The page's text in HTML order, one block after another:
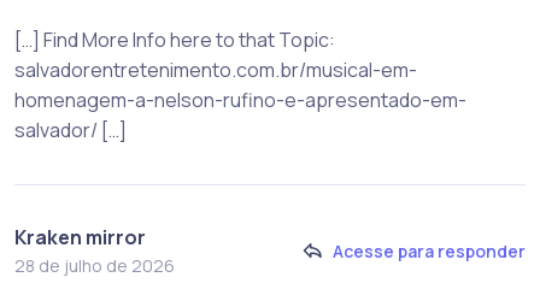
[…] Find More Info here to that Topic:
salvadorentretenimento.com.br/musical-em-
homenagem-a-nelson-rufino-e-apresentado-em-
salvador/ […]
Kraken mirror
28 de julho de 2026
Acesse para responder